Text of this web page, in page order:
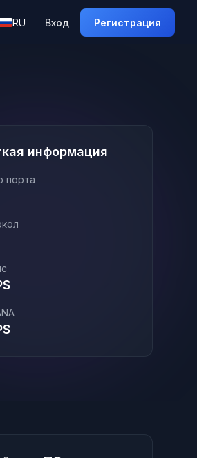
RU Вход Регистрация
информация
порта